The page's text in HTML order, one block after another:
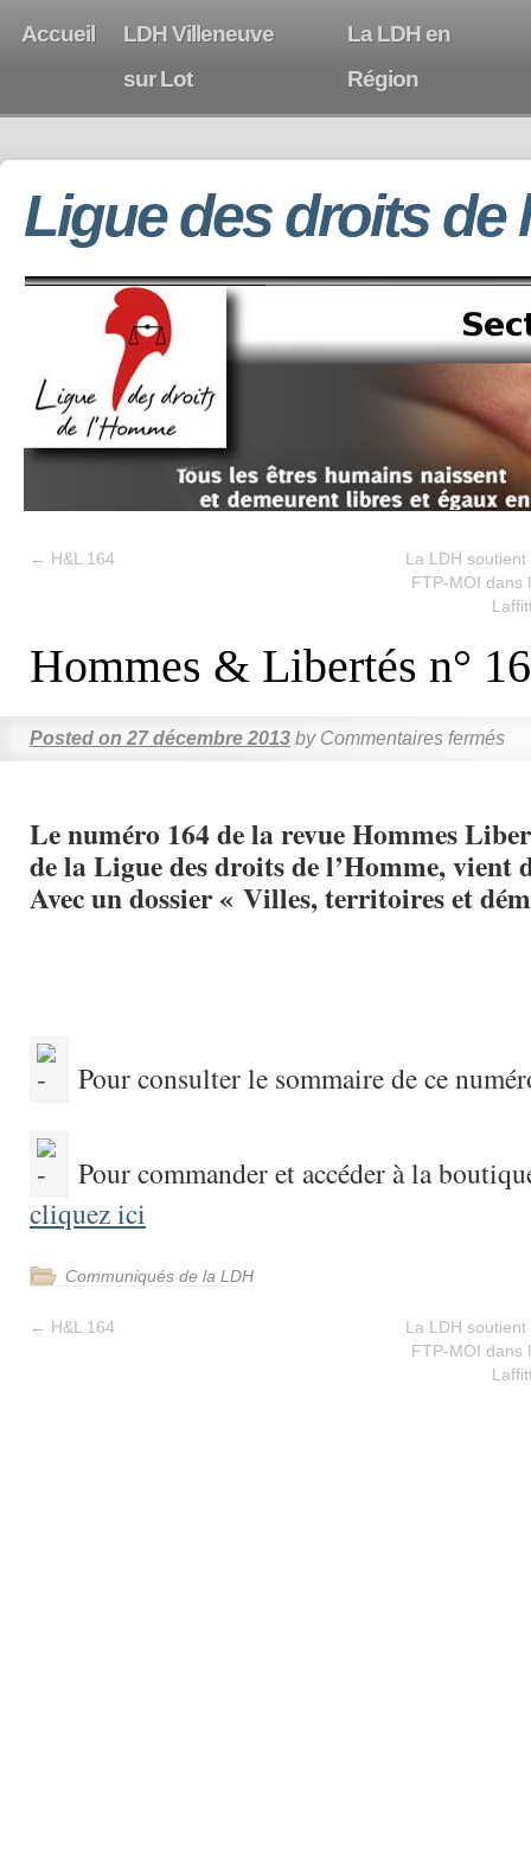
Accueil
LDH Villeneuve
sur Lot
La LDH en
Région
Ligue des droits de
← H&L 164
La LDH
FTP-MOI dans
Hommes & Libertés n°
Posted on 27 décembre 2013 by Commentaires fermés
Le numéro 164 de la revue Hommes
de la Ligue des droits de l’Homme, vient
Avec un dossier « Villes, territoires et
Pour consulter le sommaire de ce
Pour commander et accéder à la
cliquez ici
Communiqués de la LDH
← H&L 164
La LDH
FTP-MOI dans